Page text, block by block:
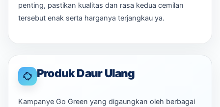
penting, pastikan kualitas dan rasa kedua cemilan
tersebut enak serta harganya terjangkau ya.
Produk Daur Ulang
Kampanye Go Green yang digaungkan oleh berbagai